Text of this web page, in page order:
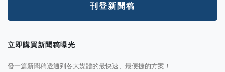
刊登新聞稿
立即購買新聞稿曝光
發一篇新聞稿透通到各大媒體的最快速、最便捷的方案！